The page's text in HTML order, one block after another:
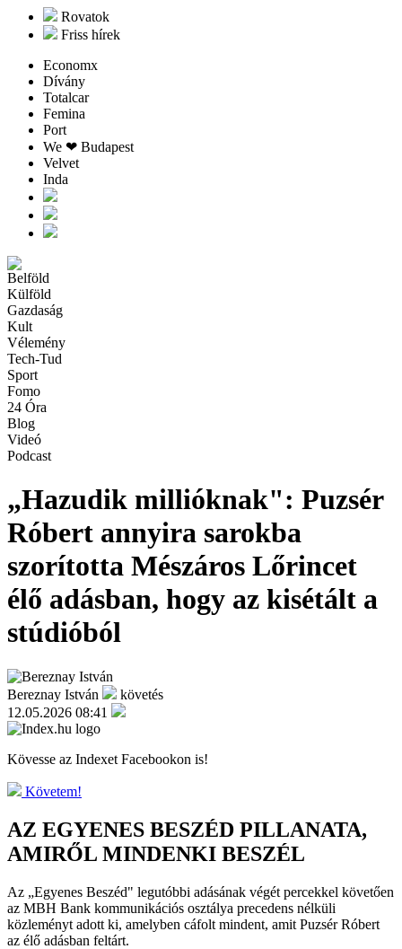
Rovatok
Friss hírek
Economx
Dívány
Totalcar
Femina
Port
We ❤︎ Budapest
Velvet
Inda
Belföld
Külföld
Gazdaság
Kult
Vélemény
Tech-Tud
Sport
Fomo
24 Óra
Blog
Videó
Podcast
„Hazudik millióknak": Puzsér
Róbert annyira sarokba
szorította Mészáros Lőrincet
élő adásban, hogy az kisétált a
stúdióból
Bereznay István
követés
12.05.2026 08:41
Kövesse az Indexet Facebookon is!
Követem!
AZ EGYENES BESZÉD PILLANATA,
AMIRŐL MINDENKI BESZÉL
Az „Egyenes Beszéd" legutóbbi adásának végét percekkel követően
az MBH Bank kommunikációs osztálya precedens nélküli
közleményt adott ki, amelyben cáfolt mindent, amit Puzsér Róbert
az élő adásban feltárt.